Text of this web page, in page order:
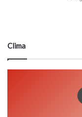
Clima